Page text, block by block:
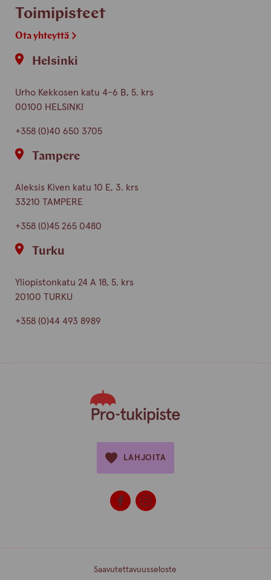
Toimipisteet
Ota yhteyttä
Helsinki
Urho Kekkosen katu 4-6 B, 5. krs
00100 HELSINKI
+358 (0)40 650 3705
Tampere
Aleksis Kiven katu 10 E, 3. krs
33210 TAMPERE
+358 (0)45 265 0480
Turku
Yliopistonkatu 24 A 18, 5. krs
20100 TURKU
+358 (0)44 493 8989
LAHJOITA
Saavutettavuusseloste